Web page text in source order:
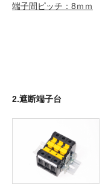
端子間ピッチ：8ｍｍ
2.遮断端子台